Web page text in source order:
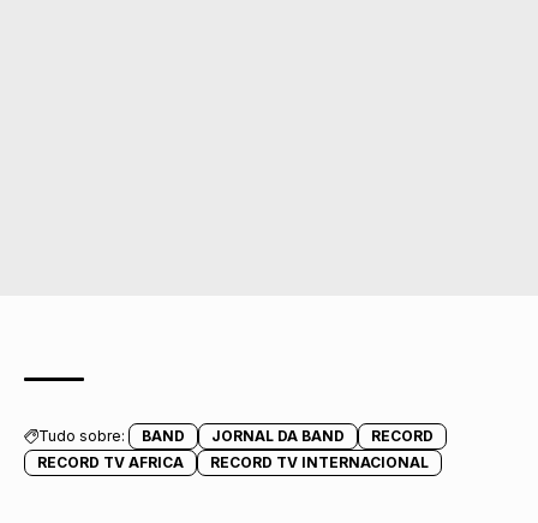
Tudo sobre: BAND JORNAL DA BAND
RECORD
RECORD TV AFRICA
RECORD TV INTERNACIONAL